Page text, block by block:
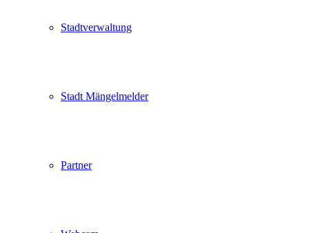
Stadtverwaltung
Stadt Mängelmelder
Partner